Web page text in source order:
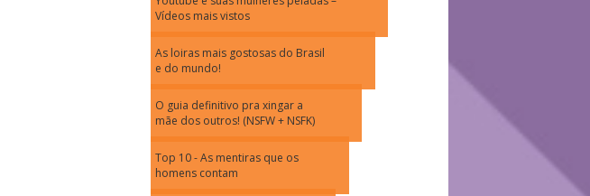
Vídeos mais vistos
As loiras mais gostosas do Brasil
e do mundo!
O guia definitivo pra xingar a
mãe dos outros! (NSFW + NSFK)
Top 10 - As mentiras que os
homens contam